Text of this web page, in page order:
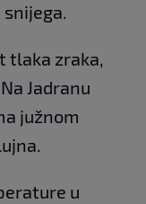
tlaka zraka,
Jadranu
južnom
u